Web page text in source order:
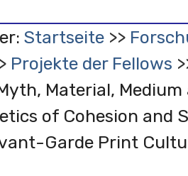
Startseite
Projekte der Fellows
Material,
of Cohesion and
Garde Print